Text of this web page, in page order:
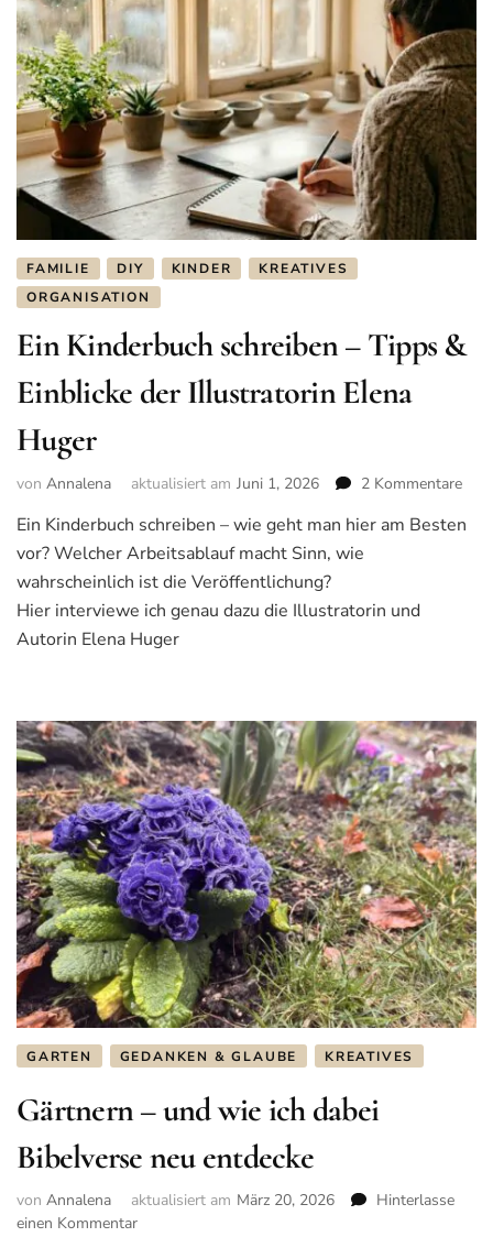
FAMILIE DIY KINDER
KREATIVES
ORGANISATION
Ein Kinderbuch schreiben – Tipps &
Einblicke der Illustratorin Elena
Huger
von Annalena aktualisiert am Juni 1, 2026 2 Kommentare
Ein Kinderbuch schreiben – wie geht man hier am Besten
vor? Welcher Arbeitsablauf macht Sinn, wie
wahrscheinlich ist die Veröffentlichung?
Hier interviewe ich genau dazu die Illustratorin und
Autorin Elena Huger
GARTEN GEDANKEN & GLAUBE KREATIVES
Gärtnern – und wie ich dabei
Bibelverse neu entdecke
von Annalena aktualisiert am März 20, 2026
Hinterlasse
einen Kommentar